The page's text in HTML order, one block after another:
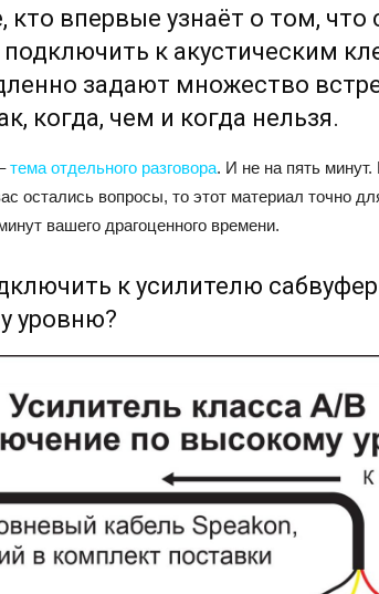
кто впервые узнаёт о том, что
к акустическим
задают множество
когда, чем и когда нельзя.
тема отдельного разговора. И не на пять
остались вопросы, то этот материал точно
вашего драгоценного времени.
к усилителю сабвуфер
уровню?